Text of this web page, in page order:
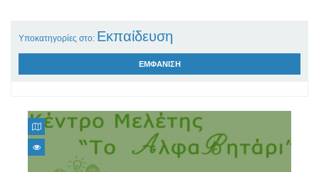
Υποκατηγορίες στο: Εκπαίδευση
ΕΜΦΑΝΙΣΗ
Φροντιστήρια μέσης εκπαίδευσης
Σχολές Κοινωνικού Χορού